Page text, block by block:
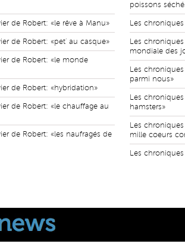
de Robert: «le rêve à Manu»
de Robert: «pet' au casque»
de Robert: «le monde
de Robert: «hybridation»
de Robert: «le chauffage au
de Robert: «les naufragés de
poissons
Les
Les
mondiale des
Les
parmi nous»
Les
hamsters»
Les
mille coeurs
Les